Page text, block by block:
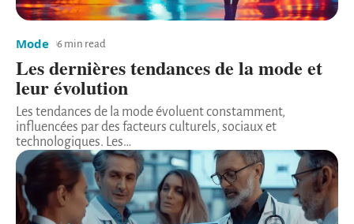
Mode 6 min read
Les dernières tendances de la mode et
leur évolution
Les tendances de la mode évoluent constamment,
influencées par des facteurs culturels, sociaux et
technologiques. Les…